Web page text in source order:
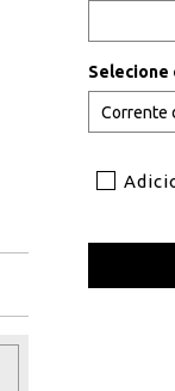
Selecione